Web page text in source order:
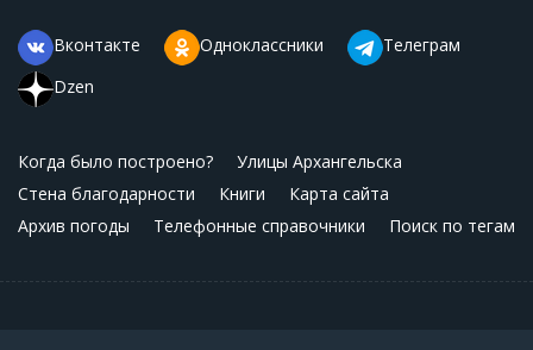
Вконтакте Одноклассники
Телеграм
Dzen
Когда было построено?
Улицы Архангельска
Стена благодарности
Книги
Карта сайта
Архив погоды
Телефонные справочники Поиск по тегам